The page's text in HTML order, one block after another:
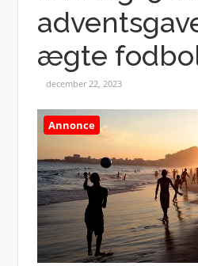
ægte
december 22, 2023
Annonce